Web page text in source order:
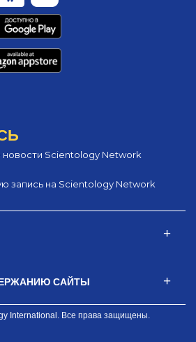
Scientology Network
запись на Scientology Network
САЙТЫ
International. Все права защищены.